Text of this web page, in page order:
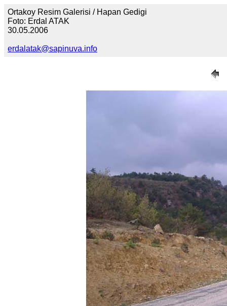
Ortakoy Resim Galerisi / Hapan Gedigi
Foto: Erdal ATAK
30.05.2006
erdalatak@sapinuva.info